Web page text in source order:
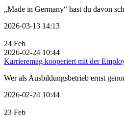
„Made in Germany“ hast du davon
2026-03-13 14:13
24 Feb
2026-02-24 10:44
Karrieremag kooperiert mit der
Wer als Ausbildungsbetrieb ernst
2026-02-24 10:44
23 Feb